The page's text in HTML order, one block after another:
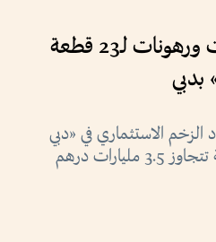
2.4 مليار درهم مبيعات ورهونات لـ23 قطعة
الاستثماري في «دبي
درهم